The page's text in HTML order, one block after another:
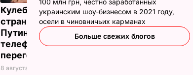
Кулеба рассказал о
странной манере
Путина вести
телефонные
переговоры
8 августа, 10.25
Кулеба объяснил,
почему Трамп на
самом деле
придрался к
100 млн грн, честно заработанных
украинским шоу-бизнесом в 2021 году,
осели в чиновничьих карманах
Больше свежих блогов